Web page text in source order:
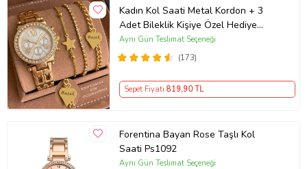
Kadın Kol Saati Metal Kordon + 3
Adet Bileklik Kişiye Özel Hediye
Kadına hediye Kız arkadaşa hediye
(173)
Aynı Gün Teslimat Seçeneği
Sepet Fiyatı 819,90 TL
Forentina Bayan Rose Taşlı Kol
Saati Ps1092
Aynı Gün Teslimat Seçeneği